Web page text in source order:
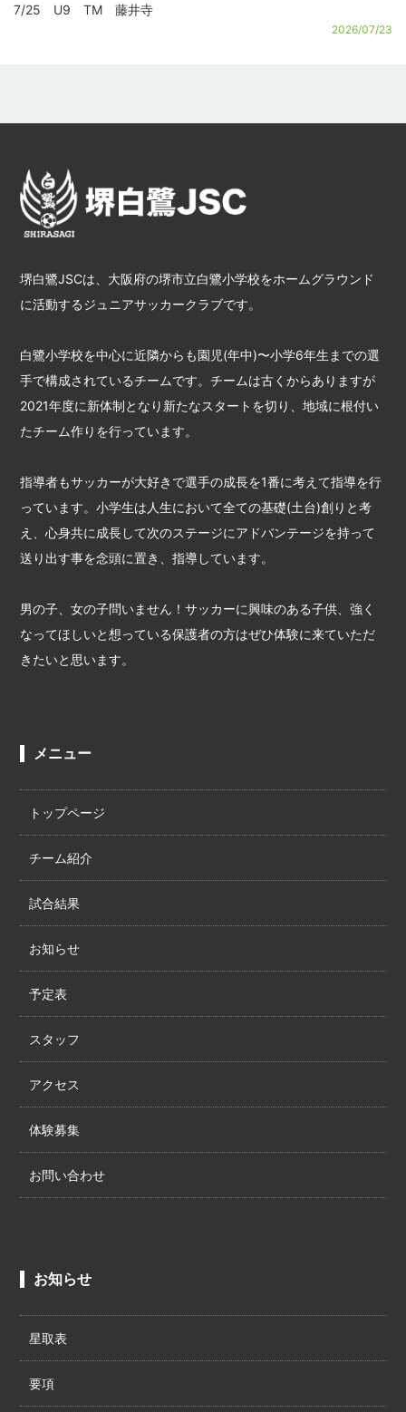
7/25 U9 TM 藤井寺
2026/07/23
堺白鷺JSCは、大阪府の堺市立白鷺小学校をホームグラウンド
に活動するジュニアサッカークラブです。
白鷺小学校を中心に近隣からも園児(年中)〜小学6年生までの選
手で構成されているチームです。チームは古くからありますが
2021年度に新体制となり新たなスタートを切り、地域に根付い
たチーム作りを行っています。
指導者もサッカーが大好きで選手の成長を1番に考えて指導を行
っています。小学生は人生において全ての基礎(土台)創りと考
え、心身共に成長して次のステージにアドバンテージを持って
送り出す事を念頭に置き、指導しています。
男の子、女の子問いません！サッカーに興味のある子供、強く
なってほしいと想っている保護者の方はぜひ体験に来ていただ
きたいと思います。
メニュー
トップページ
チーム紹介
試合結果
お知らせ
予定表
スタッフ
アクセス
体験募集
お問い合わせ
お知らせ
星取表
要項